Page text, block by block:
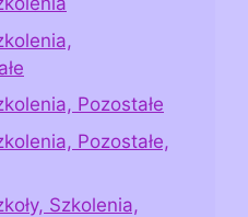
Pozostałe
Pozostałe,
Szkolenia,